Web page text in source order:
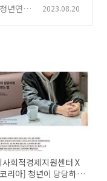
년연대
2023.08.20
회적경제지원센터 X
리아] 청년이 당당하게